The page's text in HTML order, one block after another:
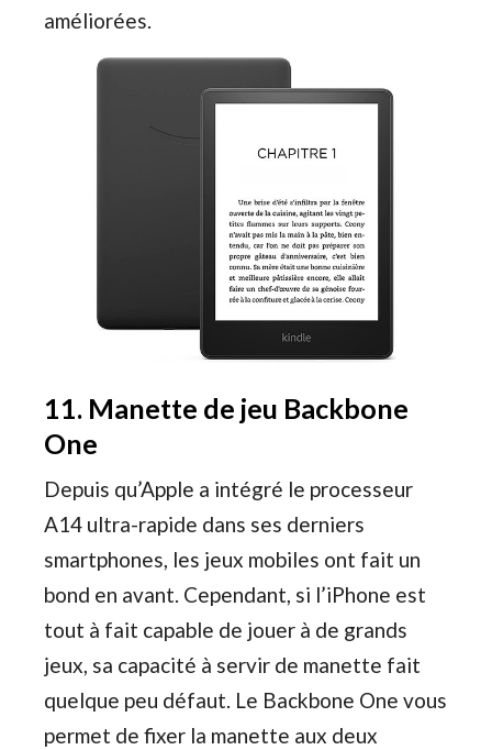
améliorées.
11. Manette de jeu Backbone
One
Depuis qu’Apple a intégré le processeur
A14 ultra-rapide dans ses derniers
smartphones, les jeux mobiles ont fait un
bond en avant. Cependant, si l’iPhone est
tout à fait capable de jouer à de grands
jeux, sa capacité à servir de manette fait
quelque peu défaut. Le Backbone One vous
permet de fixer la manette aux deux